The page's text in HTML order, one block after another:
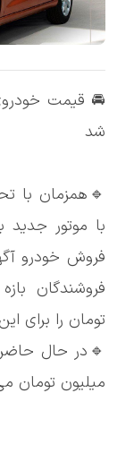
🚘 قیمت
شد
🔹همزمان با
با موتور
فروش خودرو
تومان را برای
میلیون تومان